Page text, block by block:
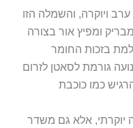
ויוקרה, והשמלה הזו
ומפיץ אור בצורה
בזכות החומר
גורמת לסאטן לזרום
כמו כוכבת
אלא גם משדר